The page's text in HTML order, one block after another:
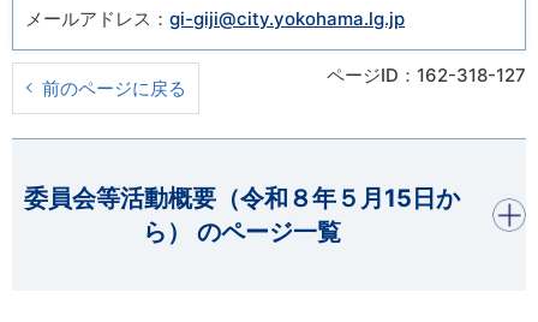
メールアドレス： gi-giji@city.yokohama.lg.jp
前のページに戻る
ページID：162-318-127
委員会等活動概要（令和８年５月15日か
ら） のページ一覧
開く